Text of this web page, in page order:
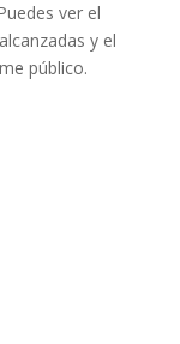
ver el
y el
público.